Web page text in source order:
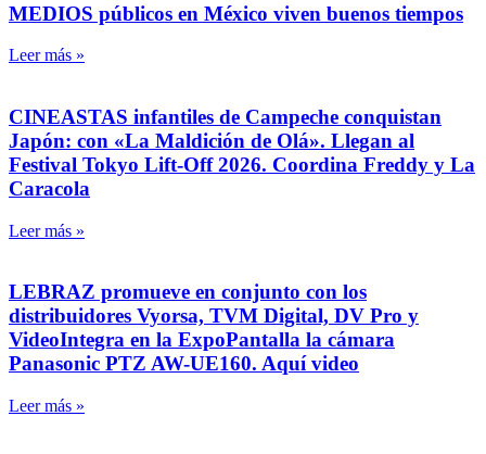
MEDIOS públicos en México viven buenos tiempos
Leer más »
CINEASTAS infantiles de Campeche conquistan
Japón: con «La Maldición de Olá». Llegan al
Festival Tokyo Lift-Off 2026. Coordina Freddy y La
Caracola
Leer más »
LEBRAZ promueve en conjunto con los
distribuidores Vyorsa, TVM Digital, DV Pro y
VideoIntegra en la ExpoPantalla la cámara
Panasonic PTZ AW-UE160. Aquí video
Leer más »